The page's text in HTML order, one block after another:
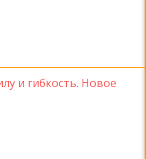
и гибкость. Новое